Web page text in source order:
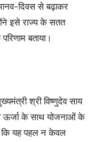
दिवस से बढ़ाकर
इसे राज्य के सतत
बताया।
श्री विष्णुदेव साय
ऊर्जा के साथ योजनाओं के
कि यह पहल न केवल